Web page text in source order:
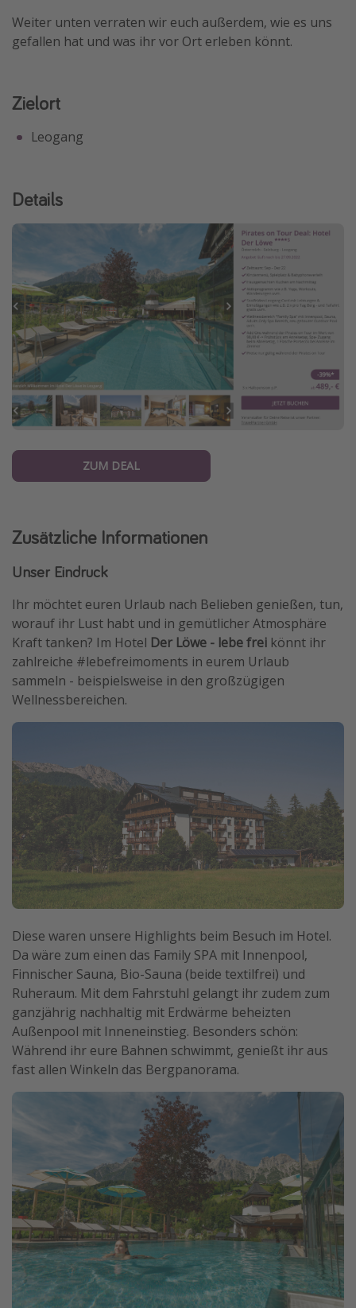
Weiter unten verraten wir euch außerdem, wie es uns
gefallen hat und was ihr vor Ort erleben könnt.
Zielort
Leogang
Details
ZUM DEAL
Zusätzliche Informationen
Unser Eindruck
Ihr möchtet euren Urlaub nach Belieben genießen, tun,
worauf ihr Lust habt und in gemütlicher Atmosphäre
Kraft tanken? Im Hotel Der Löwe - lebe frei könnt ihr
zahlreiche #lebefreimoments in eurem Urlaub
sammeln - beispielsweise in den großzügigen
Wellnessbereichen.
Diese waren unsere Highlights beim Besuch im Hotel.
Da wäre zum einen das Family SPA mit Innenpool,
Finnischer Sauna, Bio-Sauna (beide textilfrei) und
Ruheraum. Mit dem Fahrstuhl gelangt ihr zudem zum
ganzjährig nachhaltig mit Erdwärme beheizten
Außenpool mit Inneneinstieg. Besonders schön:
Während ihr eure Bahnen schwimmt, genießt ihr aus
fast allen Winkeln das Bergpanorama.